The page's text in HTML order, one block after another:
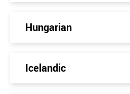
Hungarian
Icelandic